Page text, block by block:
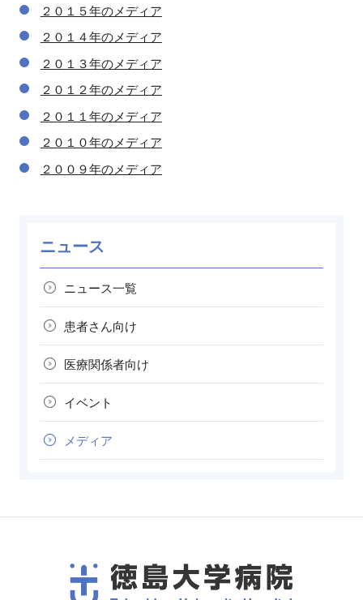
２０１５年のメディア
２０１４年のメディア
２０１３年のメディア
２０１２年のメディア
２０１１年のメディア
２０１０年のメディア
２００９年のメディア
ニュース
ニュース一覧
患者さん向け
医療関係者向け
イベント
メディア